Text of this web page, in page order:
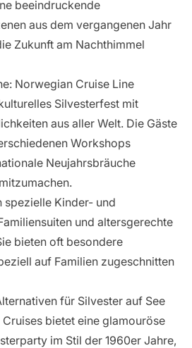
beeindruckende
aus dem vergangenen Jahr
Zukunft am Nachthimmel
: Norwegian Cruise Line
Silvesterfest mit
aus aller Welt. Die Gäste
Workshops
Neujahrsbräuche
spezielle Kinder- und
und altersgerechte
bieten oft besondere
auf Familien zugeschnitten
für Silvester auf See
Cruises bietet eine glamouröse
im Stil der 1960er Jahre,